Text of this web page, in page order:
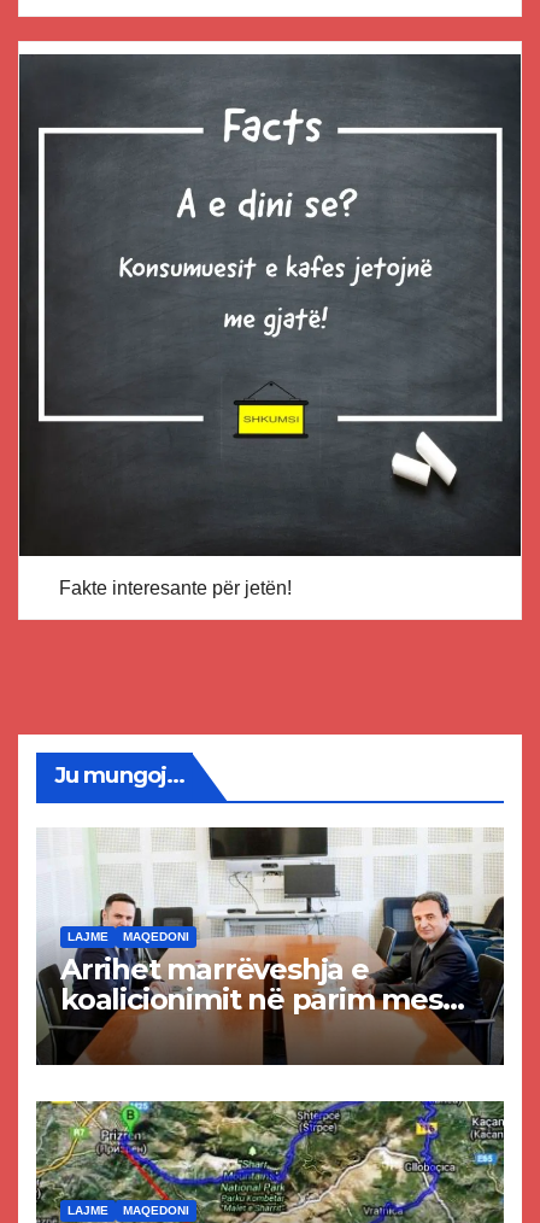
Fakte interesante për jetën!
Ju mungoj...
LAJME MAQEDONI
Arrihet marrëveshja e
koalicionimit në parim mes
Kurtit dhe Abdixhikut
LAJME MAQEDONI